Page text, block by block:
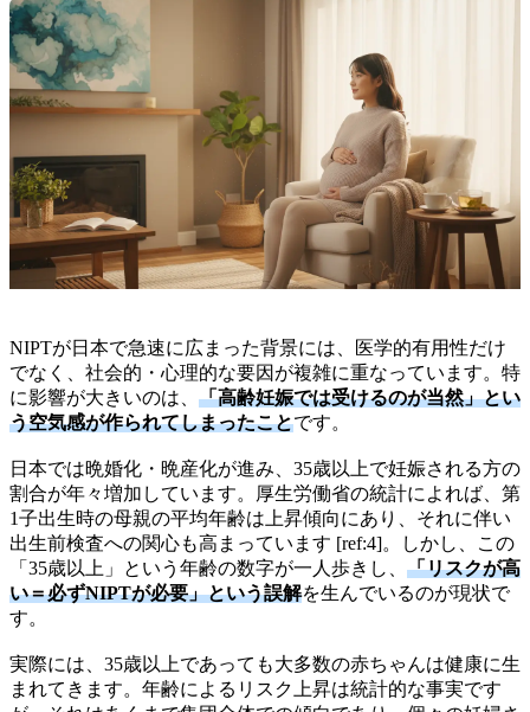
NIPTが日本で急速に広まった背景には、医学的有用性だけ
でなく、社会的・心理的な要因が複雑に重なっています。特
に影響が大きいのは、 「高齢妊娠では受けるのが当然」とい
う空気感が作られてしまったことです。
日本では晩婚化・晩産化が進み、35歳以上で妊娠される方の
割合が年々増加しています。厚生労働省の統計によれば、第
1子出生時の母親の平均年齢は上昇傾向にあり、それに伴い
出生前検査への関心も高まっています [ref:4]。しかし、この
「35歳以上」という年齢の数字が一人歩きし、 「リスクが高
い＝必ずNIPTが必要」という誤解を生んでいるのが現状で
す。
実際には、35歳以上であっても大多数の赤ちゃんは健康に生
まれてきます。年齢によるリスク上昇は統計的な事実です